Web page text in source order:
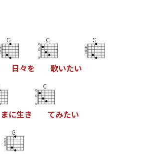
G
日々を
C
歌いたい
G
まに生き
C
てみたい
G